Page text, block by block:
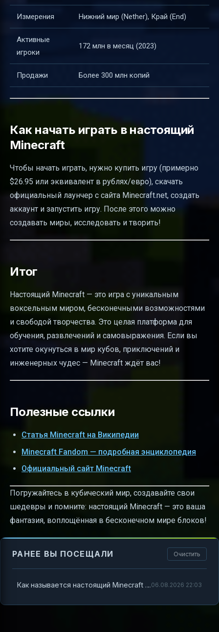
Измерения Нижний мир (Nether), Край (End)
Активные
игроки
172 млн в месяц (2023)
Продажи Более 300 млн копий
Как начать играть в настоящий
Minecraft
Чтобы начать играть, нужно купить игру (примерно
$26.95 или эквивалент в рублях/евро), скачать
официальный лаунчер с сайта Minecraft.net, создать
аккаунт и запустить игру. После этого можно
создавать миры, исследовать и творить!
Итог
Настоящий Minecraft — это игра с уникальным
воксельным миром, бесконечными возможностями
и свободой творчества. Это целая платформа для
обучения, развлечений и самовыражения. Если вы
хотите окунуться в мир кубов, приключений и
инженерных чудес — Minecraft ждёт вас!
Полезные ссылки
Статья Minecraft на Википедии
Minecraft Fandom — подробная энциклопедия
Официальный сайт Minecraft
Погружайтесь в кубический мир, создавайте свои
шедевры и помните: настоящий Minecraft — это ваша
фантазия, воплощённая в бесконечном мире блоков!
РАНЕЕ ВЫ ПОСЕЩАЛИ Очистить
Как называется настоящий Minecraft и что нужно знать новичку06.08.2026 22:03